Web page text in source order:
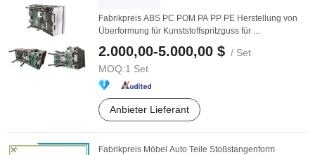
Fabrikpreis ABS PC POM PA PP PE Herstellung von
Überformung für Kunststoffspritzguss für ...
2.000,00-5.000,00 $ / Set
MOQ:1 Set
Anbieter Lieferant
Fabrikpreis Möbel Auto Teile Stoßstangenform